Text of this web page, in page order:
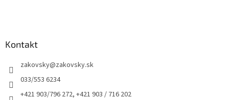
Kontakt
zakovsky@zakovsky.sk
033/553 6234
+421 903/796 272, +421 903 / 716 202